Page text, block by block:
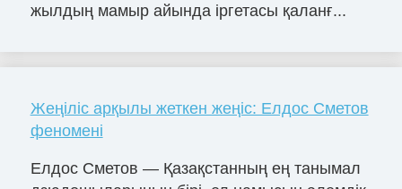
жылдың мамыр айында іргетасы қаланғ...
Жеңіліс арқылы жеткен жеңіс: Елдос Сметов
феномені
Елдос Сметов — Қазақстанның ең танымал